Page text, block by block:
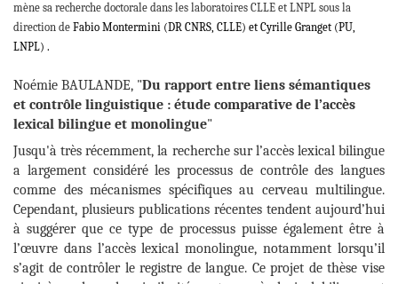
mène sa recherche doctorale dans les laboratoires CLLE et LNPL sous la
direction de Fabio Montermini (DR CNRS, CLLE) et Cyrille Granget (PU,
LNPL) .
Noémie BAULANDE, "Du rapport entre liens sémantiques
et contrôle linguistique : étude comparative de l’accès
lexical bilingue et monolingue"
Jusqu'à très récemment, la recherche sur l’accès lexical bilingue
a largement considéré les processus de contrôle des langues
comme des mécanismes spécifiques au cerveau multilingue.
Cependant, plusieurs publications récentes tendent aujourd’hui
à suggérer que ce type de processus puisse également être à
l’œuvre dans l’accès lexical monolingue, notamment lorsqu’il
s’agit de contrôler le registre de langue. Ce projet de thèse vise